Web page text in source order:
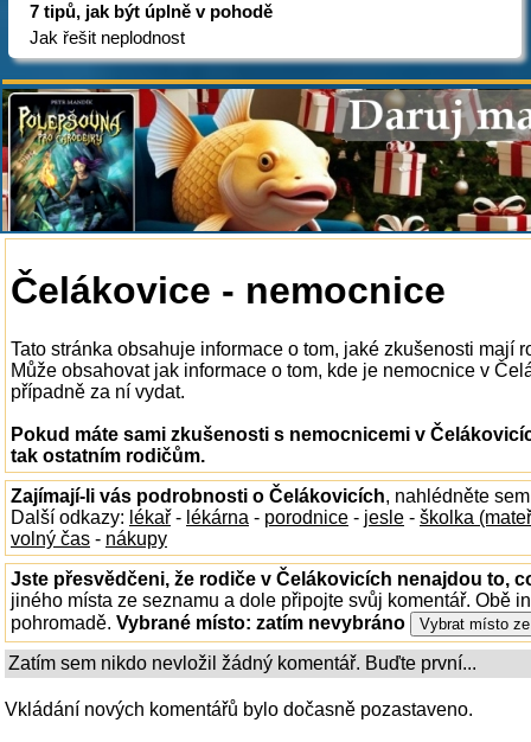
7 tipů, jak být úplně v pohodě
Jak řešit neplodnost
Čelákovice - nemocnice
Tato stránka obsahuje informace o tom, jaké zkušenosti mají
Může obsahovat jak informace o tom, kde je nemocnice v
případně za ní vydat.
Pokud máte sami zkušenosti s nemocnicemi v
tak ostatním rodičům.
Zajímají-li vás podrobnosti o Čelákovicích, nahlédněte
Další odkazy: lékař - lékárna - porodnice - jesle - školka
volný čas - nákupy
Jste přesvědčeni, že rodiče v Čelákovicích nenajdou to,
jiného místa ze seznamu a dole připojte svůj komentář. Obě
pohromadě. Vybrané místo: zatím nevybráno
Zatím sem nikdo nevložil žádný komentář. Buďte první...
Vkládání nových komentářů bylo dočasně pozastaveno.